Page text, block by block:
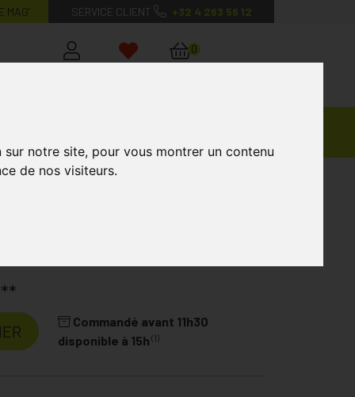
notre site, pour vous montrer un contenu
de nos visiteurs.
MAG’ SERVICE CLIENT +32 4 263 56 12
0
Podo 28 D P
**
Commandé avant 11h30
disponible à 15h (1)